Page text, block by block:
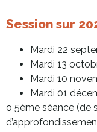
Session sur
Mardi 22
Mardi 13
Mardi 10
Mardi 01
o 5ème séance (de